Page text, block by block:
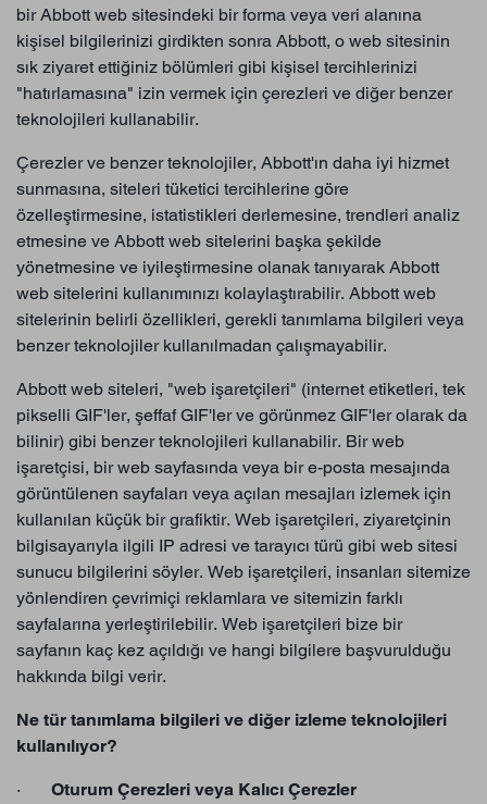
bir Abbott web sitesindeki bir forma veya veri alanına
kişisel bilgilerinizi girdikten sonra Abbott, o web sitesinin
sık ziyaret ettiğiniz bölümleri gibi kişisel tercihlerinizi
"hatırlamasına" izin vermek için çerezleri ve diğer benzer
teknolojileri kullanabilir.
Çerezler ve benzer teknolojiler, Abbott'ın daha iyi hizmet
sunmasına, siteleri tüketici tercihlerine göre
özelleştirmesine, istatistikleri derlemesine, trendleri analiz
etmesine ve Abbott web sitelerini başka şekilde
yönetmesine ve iyileştirmesine olanak tanıyarak Abbott
web sitelerini kullanımınızı kolaylaştırabilir. Abbott web
sitelerinin belirli özellikleri, gerekli tanımlama bilgileri veya
benzer teknolojiler kullanılmadan çalışmayabilir.
Abbott web siteleri, "web işaretçileri" (internet etiketleri, tek
pikselli GIF'ler, şeffaf GIF'ler ve görünmez GIF'ler olarak da
bilinir) gibi benzer teknolojileri kullanabilir. Bir web
işaretçisi, bir web sayfasında veya bir e-posta mesajında
görüntülenen sayfaları veya açılan mesajları izlemek için
kullanılan küçük bir grafiktir. Web işaretçileri, ziyaretçinin
bilgisayarıyla ilgili IP adresi ve tarayıcı türü gibi web sitesi
sunucu bilgilerini söyler. Web işaretçileri, insanları sitemize
yönlendiren çevrimiçi reklamlara ve sitemizin farklı
sayfalarına yerleştirilebilir. Web işaretçileri bize bir
sayfanın kaç kez açıldığı ve hangi bilgilere başvurulduğu
hakkında bilgi verir.
Ne tür tanımlama bilgileri ve diğer izleme teknolojileri
kullanılıyor?
· Oturum Çerezleri veya Kalıcı Çerezler